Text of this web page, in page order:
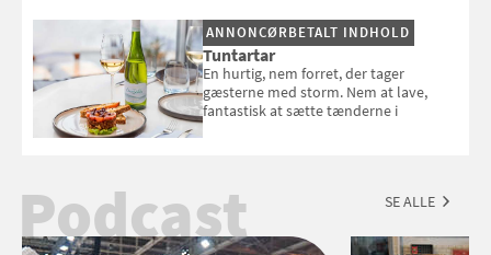
ANNONCØRBETALT INDHOLD
Tuntartar
En hurtig, nem forret, der tager
gæsterne med storm. Nem at lave,
fantastisk at sætte tænderne i
Podcast SE ALLE